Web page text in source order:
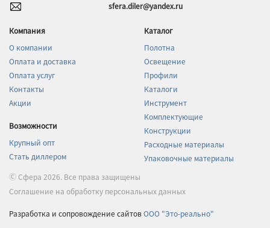
sfera.diler@yandex.ru
Компания
О компании
Оплата и доставка
Оплата услуг
Контакты
Акции
Возможности
Крупный опт
Стать диллером
Каталог
Полотна
Освещение
Профили
Каталоги
Инструмент
Комплектующие
Конструкции
Расходные материалы
Упаковочные материалы
Ⓒ Сфера 2026. Все права защищены
Соглашение на обработку персональных данных
Разработка и сопровождение сайтовООО "Это-реально"